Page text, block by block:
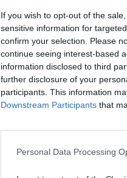
If you wish to opt-out of the
sensitive information for
confirm your selection. Please
continue seeing interest-based
information disclosed to third
further disclosure of your
participants. This information
Downstream Participants that
Personal Data Processing
06.04
Milan, il
11.01
Inter-
Milano
28.09
HD, dal